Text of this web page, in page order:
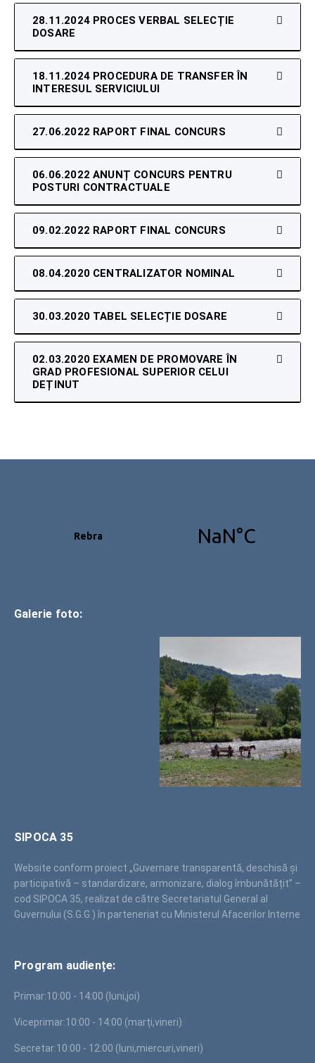
28.11.2024 PROCES VERBAL SELECȚIE
DOSARE
18.11.2024 PROCEDURA DE TRANSFER ÎN
INTERESUL SERVICIULUI
27.06.2022 RAPORT FINAL CONCURS
06.06.2022 ANUNȚ CONCURS PENTRU
POSTURI CONTRACTUALE
09.02.2022 RAPORT FINAL CONCURS
08.04.2020 CENTRALIZATOR NOMINAL
30.03.2020 TABEL SELECȚIE DOSARE
02.03.2020 EXAMEN DE PROMOVARE ÎN
GRAD PROFESIONAL SUPERIOR CELUI
DEȚINUT
Galerie foto:
SIPOCA 35
Website conform proiect „Guvernare transparentă, deschisă și
participativă – standardizare, armonizare, dialog îmbunătățit” –
cod SIPOCA 35, realizat de către Secretariatul General al
Guvernului (S.G.G.) în parteneriat cu Ministerul Afacerilor Interne
Program audiențe:
Primar:10:00 - 14:00 (luni,joi)
Viceprimar:10:00 - 14:00 (marți,vineri)
Secretar:10:00 - 12:00 (luni,miercuri,vineri)